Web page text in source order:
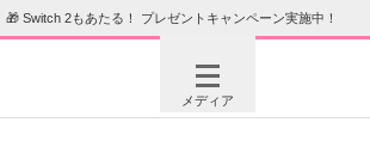
🎁 Switch 2もあたる！ プレゼントキャンペーン実施中！
メディア